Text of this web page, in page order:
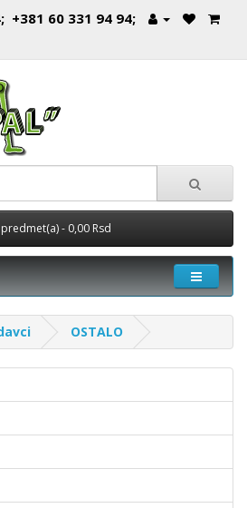
+381 60 331 94 94;
- 0,00 Rsd
OSTALO